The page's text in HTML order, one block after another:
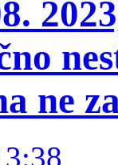
ne